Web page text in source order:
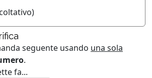
seguente usando una sola
.
fa...